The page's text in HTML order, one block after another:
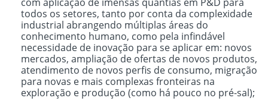
todos os setores, tanto por conta da complexidade
industrial abrangendo múltiplas áreas do
conhecimento humano, como pela infindável
necessidade de inovação para se aplicar em: novos
mercados, ampliação de ofertas de novos produtos,
atendimento de novos perfis de consumo, migração
para novas e mais complexas fronteiras na
exploração e produção (como há pouco no pré-sal);